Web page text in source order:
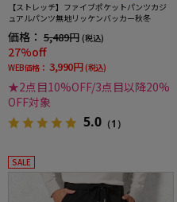
【ストレッチ】ファイブポケットパンツカジ
ュアルパンツ無地リッケンバッカー秋冬
価格： 5,489円 (税込)
27%off
WEB価格： 3,990円 (税込)
★2点目10%OFF/3点目以降20%
OFF対象
5.0 （1）
SALE